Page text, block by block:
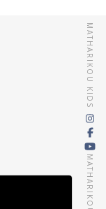
MATHARIKOU KIDS